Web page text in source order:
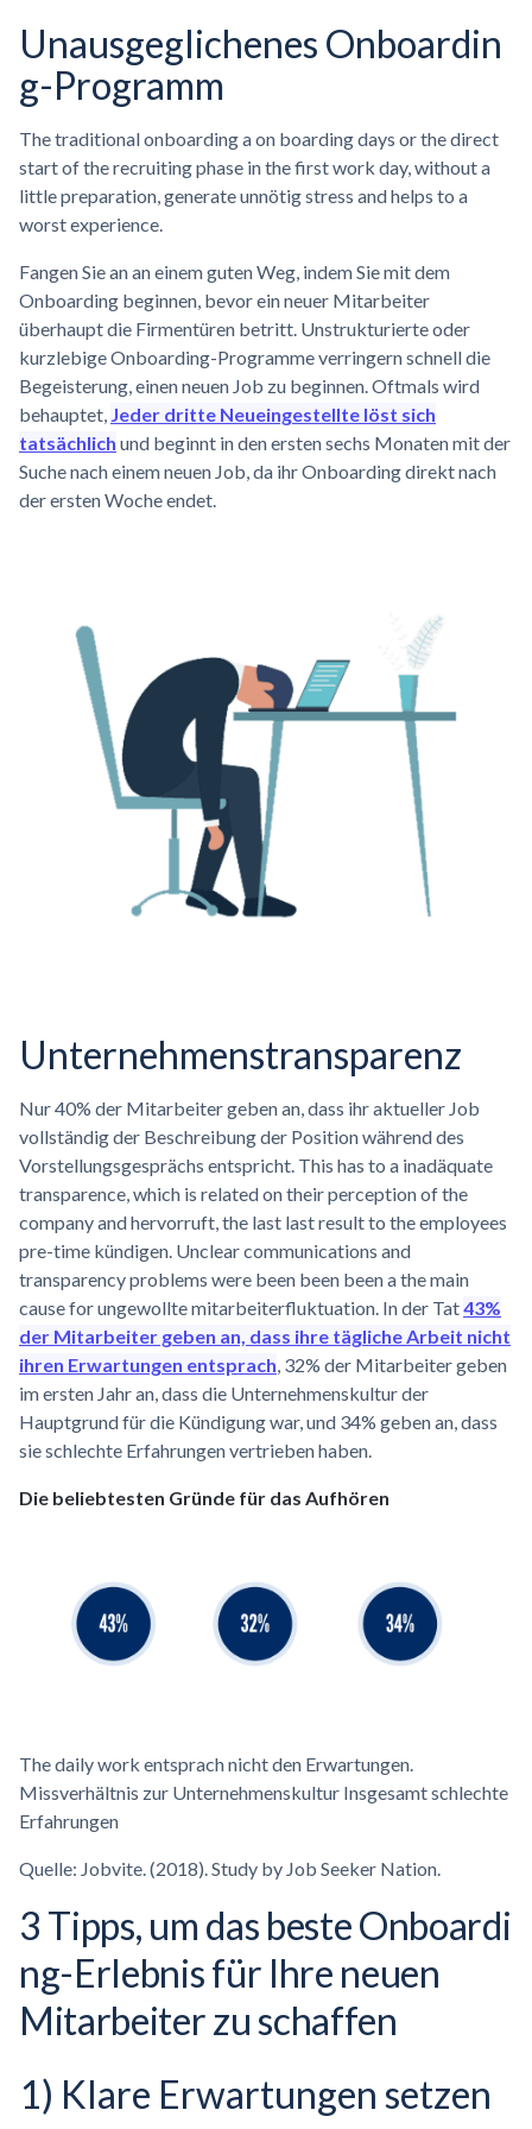
Unausgeglichenes Onboardin
g-Programm
The traditional onboarding a on boarding days or the direct
start of the recruiting phase in the first work day, without a
little preparation, generate unnötig stress and helps to a
worst experience.
Fangen Sie an an einem guten Weg, indem Sie mit dem
Onboarding beginnen, bevor ein neuer Mitarbeiter
überhaupt die Firmentüren betritt. Unstrukturierte oder
kurzlebige Onboarding-Programme verringern schnell die
Begeisterung, einen neuen Job zu beginnen. Oftmals wird
behauptet, Jeder dritte Neueingestellte löst sich
tatsächlich und beginnt in den ersten sechs Monaten mit der
Suche nach einem neuen Job, da ihr Onboarding direkt nach
der ersten Woche endet.
Unternehmenstransparenz
Nur 40% der Mitarbeiter geben an, dass ihr aktueller Job
vollständig der Beschreibung der Position während des
Vorstellungsgesprächs entspricht. This has to a inadäquate
transparence, which is related on their perception of the
company and hervorruft, the last last result to the employees
pre-time kündigen. Unclear communications and
transparency problems were been been been a the main
cause for ungewollte mitarbeiterfluktuation. In der Tat43%
der Mitarbeiter geben an, dass ihre tägliche Arbeit nicht
ihren Erwartungen entsprach, 32% der Mitarbeiter geben
im ersten Jahr an, dass die Unternehmenskultur der
Hauptgrund für die Kündigung war, und 34% geben an, dass
sie schlechte Erfahrungen vertrieben haben.
Die beliebtesten Gründe für das Aufhören
The daily work entsprach nicht den Erwartungen.
Missverhältnis zur Unternehmenskultur Insgesamt schlechte
Erfahrungen
Quelle: Jobvite. (2018). Study by Job Seeker Nation.
3 Tipps, um das besteOnboardi
ng-Erlebnisfür Ihre neuen
Mitarbeiter zu schaffen
1) Klare Erwartungen setzen